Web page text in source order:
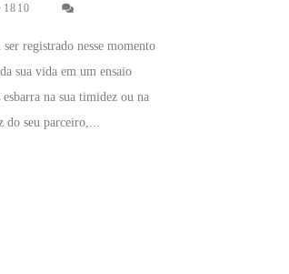
1810
ser registrado nesse momento
sua vida em um ensaio
na sua timidez ou na
do seu parceiro,...